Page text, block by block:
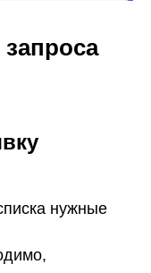
нужные